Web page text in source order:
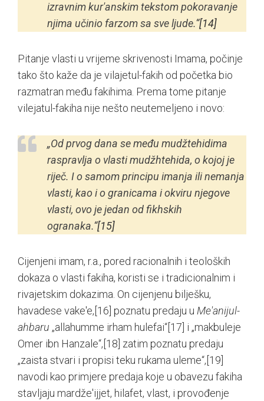
izravnim kur'anskim tekstom pokoravanje
njima učinio farzom sa sve ljude.“[14]
Pitanje vlasti u vrijeme skrivenosti Imama, počinje
tako što kaže da je vilajetul-fakih od početka bio
razmatran među fakihima. Prema tome pitanje
vilejatul-fakiha nije nešto neutemeljeno i novo:
„Od prvog dana se među mudžtehidima
raspravlja o vlasti mudžhtehida, o kojoj je
riječ. I o samom principu imanja ili nemanja
vlasti, kao i o granicama i okviru njegove
vlasti, ovo je jedan od fikhskih
ogranaka.“[15]
Cijenjeni imam, r.a., pored racionalnih i teoloških
dokaza o vlasti fakiha, koristi se i tradicionalnim i
rivajetskim dokazima. On cijenjenu bilješku,
havadese vake'e, [16] poznatu predaju u Me'anijul-
ahbaru „allahumme irham hulefai“ [17] i „makbuleje
Omer ibn Hanzale“, [18] zatim poznatu predaju
„zaista stvari i propisi teku rukama uleme“, [19]
navodi kao primjere predaja koje u obavezu fakiha
stavljaju mardže'ijjet, hilafet, vlast, i provođenje